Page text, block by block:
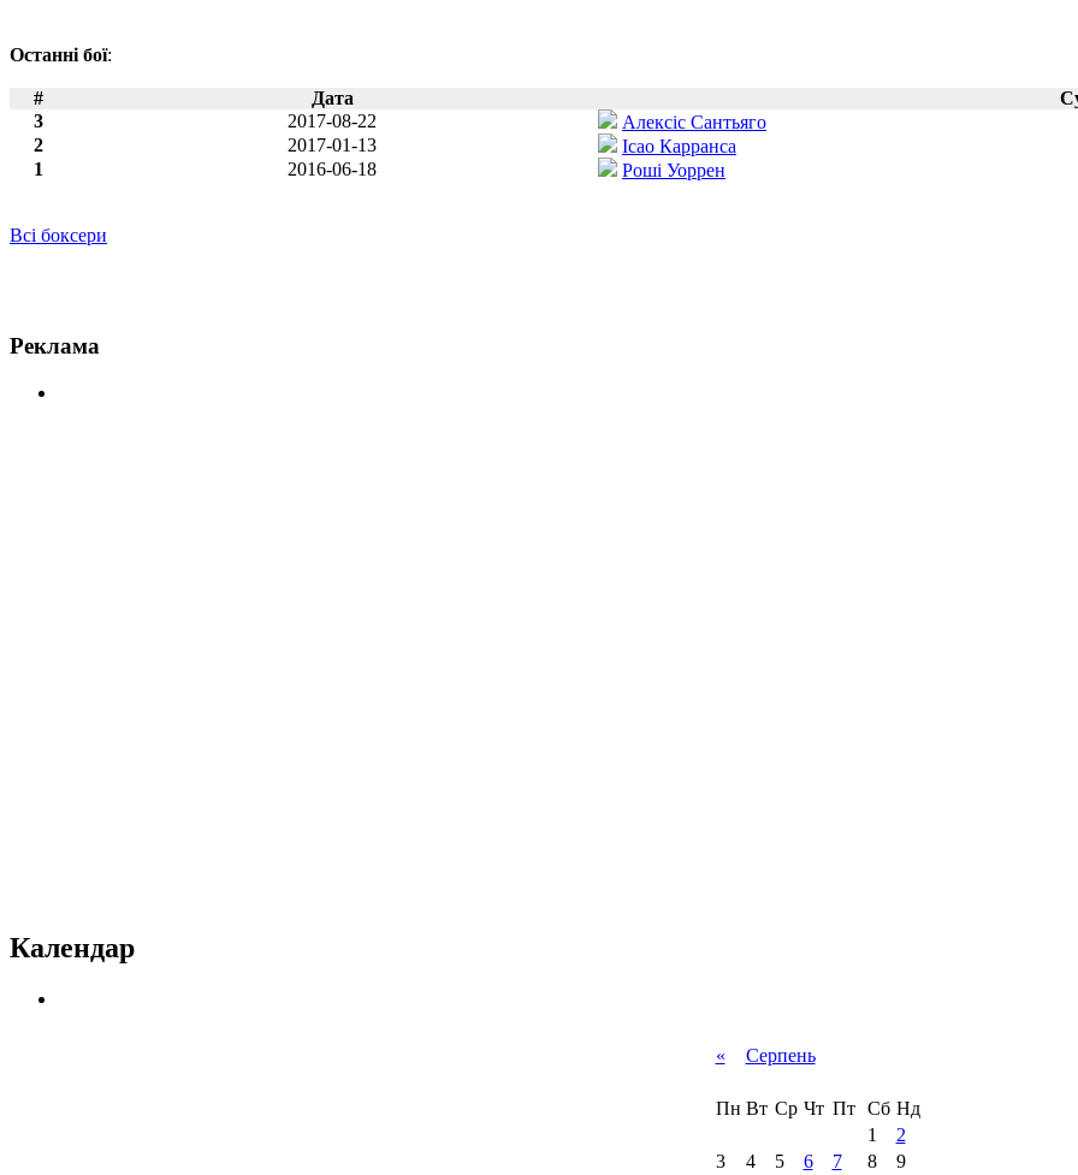
Останні бої:
# Дата
3
2017-08-22
Алексіс Сантьяго
2
2017-01-13
Ісао Карранса
1
2016-06-18 Роші Уоррен
Всі боксери
Реклама
Календар
« Серпень
Пн Вт Ср Чт Пт Сб Нд
1
2
3
4 5 6 7 8
9